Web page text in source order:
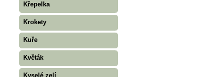
Křepelka
Krokety
Kuře
Květák
Kyselé zelí